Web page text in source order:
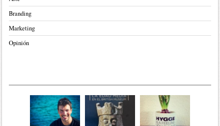
Branding
Marketing
Opinión